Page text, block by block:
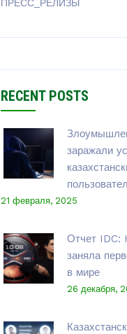
ПРЕСС_РЕЛИЗЫ
RECENT POSTS
заражали
21 февраля, 2025
Отчет IDC:
заняла
в мире
26 декабря,